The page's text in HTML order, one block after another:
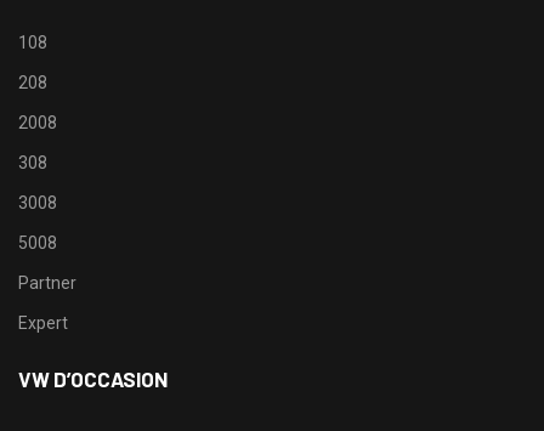
108
208
2008
308
3008
5008
Partner
Expert
VW D’OCCASION